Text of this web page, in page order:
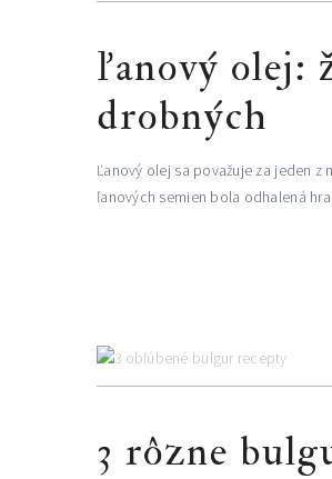
ľanový olej:
drobných
Ľanový olej sa považuje za jeden
ľanových semien bola odhalená
3 rôzne